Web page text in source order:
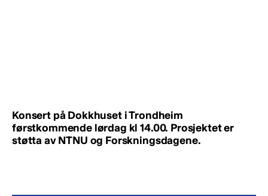
Konsert på Dokkhuset i Trondheim
førstkommende lørdag kl 14.00. Prosjektet er
støtta av NTNU og Forskningsdagene.